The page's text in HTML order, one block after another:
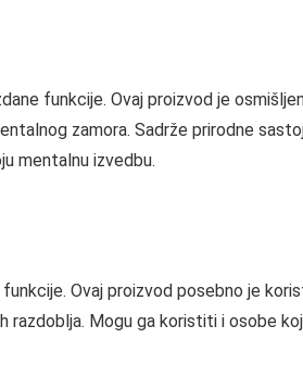
funkcije. Ovaj proizvod je
zamora. Sadrže prirodne
mentalnu izvedbu.
Ovaj proizvod posebno je
razdoblja. Mogu ga koristiti i osobe